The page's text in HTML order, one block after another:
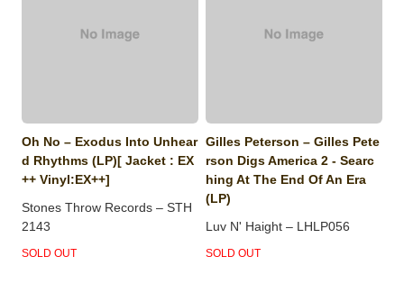
Oh No ‎– Exodus Into Unhear
d Rhythms (LP)[ Jacket : EX
++ Vinyl:EX++]
Stones Throw Records ‎– STH
2143
SOLD OUT
Gilles Peterson ‎– Gilles Pete
rson Digs America 2 - Searc
hing At The End Of An Era
(LP)
Luv N' Haight ‎– LHLP056
SOLD OUT